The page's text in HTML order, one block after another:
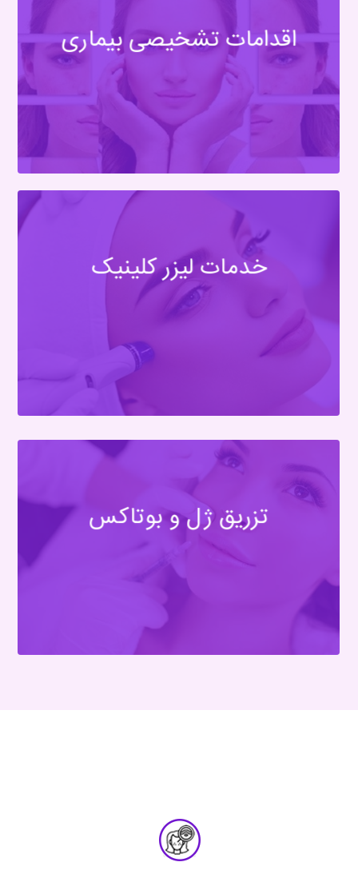
اقدامات تشخیصی بیماری
خدمات لیزر کلینیک
تزریق ژل و بوتاکس